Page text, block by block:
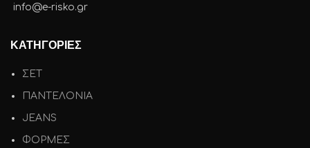
info@e-risko.gr
ΚΑΤΗΓΟΡΙΕΣ
ΣΕΤ
ΠΑΝΤΕΛΟΝΙΑ
JEANS
ΦΟΡΜΕΣ